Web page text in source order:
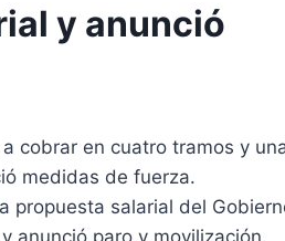
y anunció
cobrar en cuatro tramos y
medidas de fuerza.
propuesta salarial del